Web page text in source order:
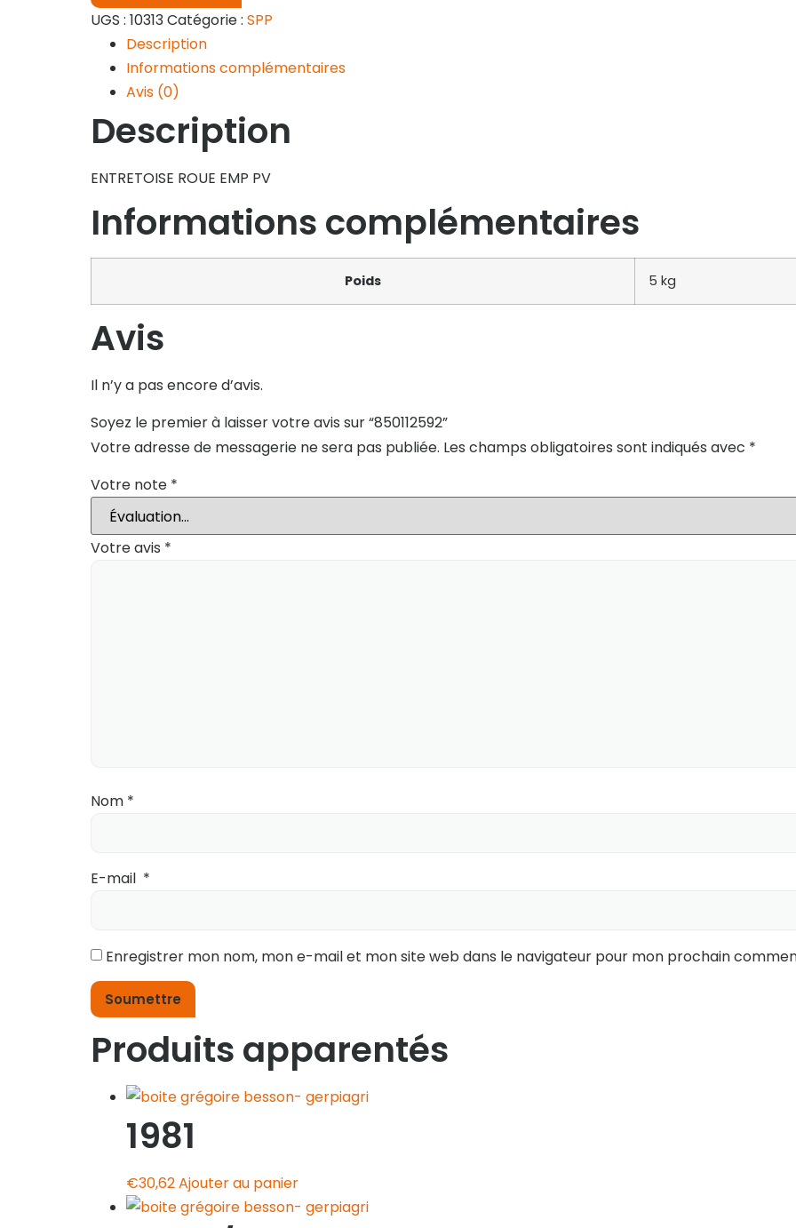
UGS : 10313Catégorie : SPP
Description
Informations complémentaires
Avis (0)
Description
ENTRETOISE ROUE EMP PV
Informations complémentaires
Poids 5 kg
Avis
Il n’y a pas encore d’avis.
Soyez le premier à laisser votre avis sur “850112592”
Votre adresse de messagerie ne sera pas publiée. Les champs obligatoires sont indiqués avec *
Votre note *
Votre avis *
Nom *
E-mail *
Enregistrer mon nom, mon e-mail et mon site web dans le navigateur pour mon prochain
Produits apparentés
1981
€30,62Ajouter au panier